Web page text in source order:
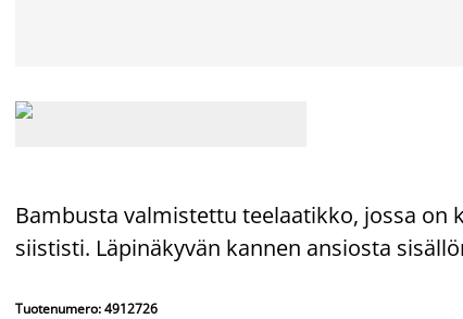
Bambusta valmistettu teelaatikko, jossa
siististi. Läpinäkyvän kannen ansiosta
Tuotenumero: 4912726